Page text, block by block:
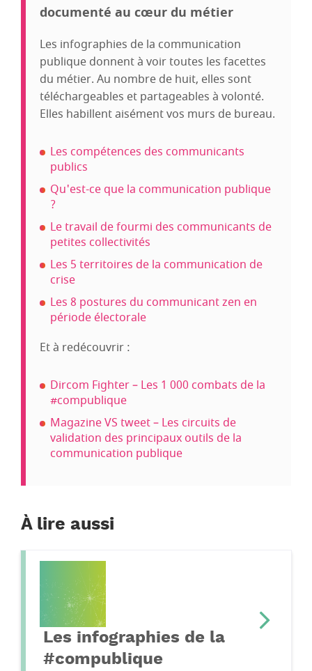
documenté au cœur du métier
Les infographies de la communication
publique donnent à voir toutes les facettes
du métier. Au nombre de huit, elles sont
téléchargeables et partageables à volonté.
Elles habillent aisément vos murs de bureau.
Les compétences des communicants
publics
Qu'est-ce que la communication publique
?
Le travail de fourmi des communicants de
petites collectivités
Les 5 territoires de la communication de
crise
Les 8 postures du communicant zen en
période électorale
Et à redécouvrir :
Dircom Fighter – Les 1 000 combats de la
#compublique
Magazine VS tweet – Les circuits de
validation des principaux outils de la
communication publique
À lire aussi
Les infographies de la
#compublique